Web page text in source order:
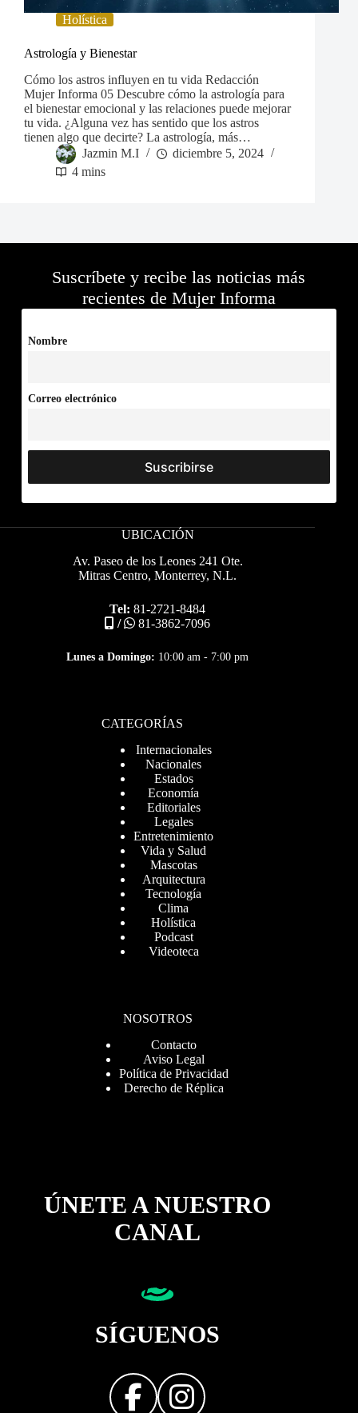
Holística
Astrología y Bienestar
Cómo los astros influyen en tu vida Redacción
Mujer Informa 05 Descubre cómo la astrología para
el bienestar emocional y las relaciones puede mejorar
tu vida. ¿Alguna vez has sentido que los astros
tienen algo que decirte? La astrología, más…
Jazmin M.I
diciembre 5, 2024
4 mins
Suscríbete y recibe las noticias más
recientes de Mujer Informa
Nombre
Correo electrónico
UBICACIÓN
Av. Paseo de los Leones 241 Ote.
Mitras Centro, Monterrey, N.L.
Tel: 81-2721-8484
/
81-3862-7096
Lunes a Domingo: 10:00 am - 7:00 pm
CATEGORÍAS
Internacionales
Nacionales
Estados
Economía
Editoriales
Legales
Entretenimiento
Vida y Salud
Mascotas
Arquitectura
Tecnología
Clima
Holística
Podcast
Videoteca
NOSOTROS
Contacto
Aviso Legal
Política de Privacidad
Derecho de Réplica
ÚNETE A NUESTRO
CANAL
SÍGUENOS